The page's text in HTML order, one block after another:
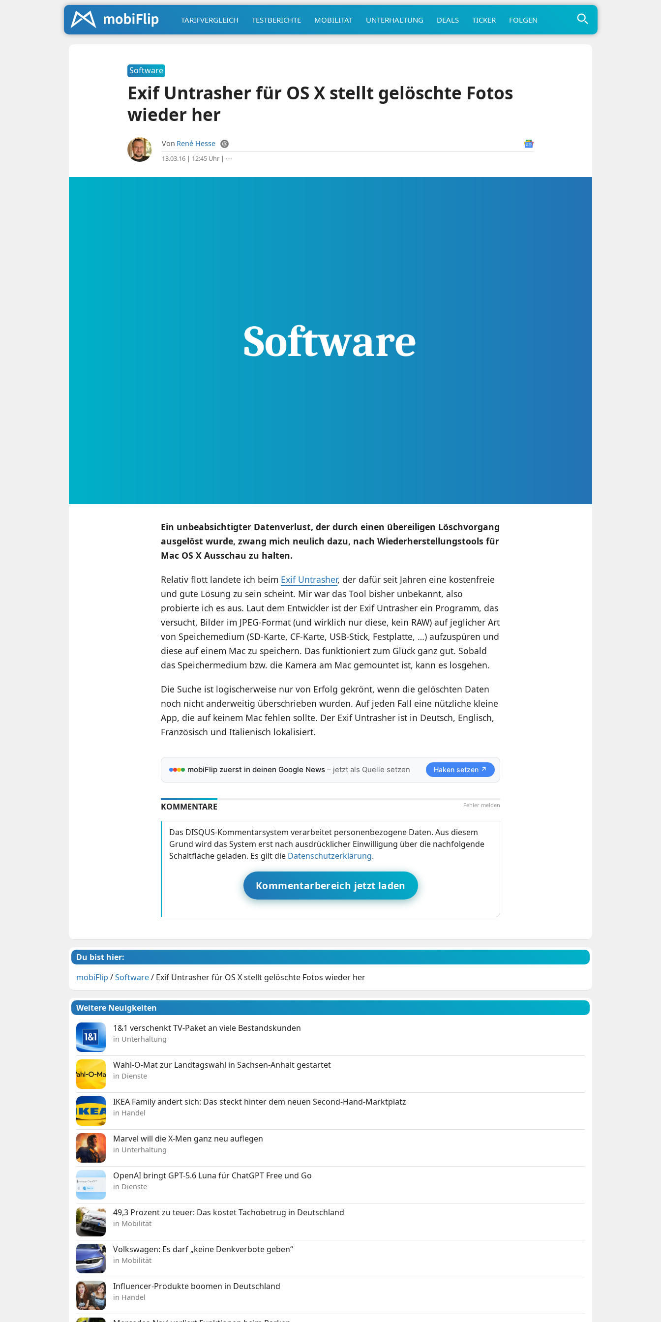
TARIFVERGLEICH TESTBERICHTE MOBILITÄT UNTERHALTUNG DEALS TICKER FOLGEN
Software
Exif Untrasher für OS X stellt gelöschte Fotos
wieder her
Von René Hesse
13.03.16 | 12:45 Uhr| ⋯
Ein unbeabsichtigter Datenverlust, der durch einen übereiligen Löschvorgang
ausgelöst wurde, zwang mich neulich dazu, nach Wiederherstellungstools für
Mac OS X Ausschau zu halten.
Relativ flott landete ich beim Exif Untrasher, der dafür seit Jahren eine kostenfreie
und gute Lösung zu sein scheint. Mir war das Tool bisher unbekannt, also
probierte ich es aus. Laut dem Entwickler ist der Exif Untrasher ein Programm, das
versucht, Bilder im JPEG-Format (und wirklich nur diese, kein RAW) auf jeglicher Art
von Speichemedium (SD-Karte, CF-Karte, USB-Stick, Festplatte, …) aufzuspüren und
diese auf einem Mac zu speichern. Das funktioniert zum Glück ganz gut. Sobald
das Speichermedium bzw. die Kamera am Mac gemountet ist, kann es losgehen.
Die Suche ist logischerweise nur von Erfolg gekrönt, wenn die gelöschten Daten
noch nicht anderweitig überschrieben wurden. Auf jeden Fall eine nützliche kleine
App, die auf keinem Mac fehlen sollte. Der Exif Untrasher ist in Deutsch, Englisch,
Französisch und Italienisch lokalisiert.
mobiFlip zuerst in deinen Google News– jetzt als Quelle setzen Haken setzen ↗
Fehler melden
KOMMENTARE
Das DISQUS-Kommentarsystem verarbeitet personenbezogene Daten. Aus diesem
Grund wird das System erst nach ausdrücklicher Einwilligung über die nachfolgende
Schaltfläche geladen. Es gilt die Datenschutzerklärung.
Kommentarbereich jetzt laden
Du bist hier:
mobiFlip /Software/ Exif Untrasher für OS X stellt gelöschte Fotos wieder her
Weitere Neuigkeiten
1&1 verschenkt TV-Paket an viele Bestandskunden
in Unterhaltung
Wahl-O-Mat zur Landtagswahl in Sachsen-Anhalt gestartet
in Dienste
IKEA Family ändert sich: Das steckt hinter dem neuen Second-Hand-Marktplatz
in Handel
Marvel will die X-Men ganz neu auflegen
in Unterhaltung
OpenAI bringt GPT-5.6 Luna für ChatGPT Free und Go
in Dienste
49,3 Prozent zu teuer: Das kostet Tachobetrug in Deutschland
in Mobilität
Volkswagen: Es darf „keine Denkverbote geben“
in Mobilität
Influencer-Produkte boomen in Deutschland
in Handel